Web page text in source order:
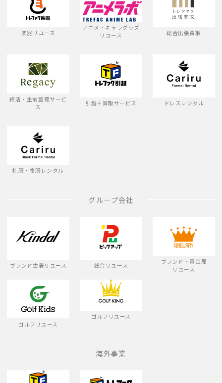
楽器リユース
アニメ・キャラグッズ
リユース
総合出張買取
終活・生前整理サービ
ス
引越＋買取サービス ドレスレンタル
礼服・喪服レンタル
グループ会社
ブランド古着リユース 総合リユース
ブランド・貴金属
リユース
ゴルフリユース
ゴルフリユース
海外事業